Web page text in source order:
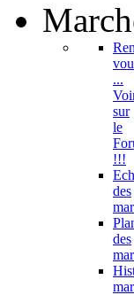
...
sur
le
!!!
des
des